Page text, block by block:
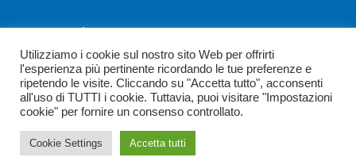
Tesserati
Dona
Privacy policy
Politica dei cookie
Copyright 2026 - Democrazia Cristiana Emilia Romagna - Via Parioli 25-
Utilizziamo i cookie sul nostro sito Web per offrirti
l'esperienza più pertinente ricordando le tue preferenze e
ripetendo le visite. Cliccando su "Accetta tutto", acconsenti
all'uso di TUTTI i cookie. Tuttavia, puoi visitare "Impostazioni
cookie" per fornire un consenso controllato.
Cookie Settings Accetta tutti